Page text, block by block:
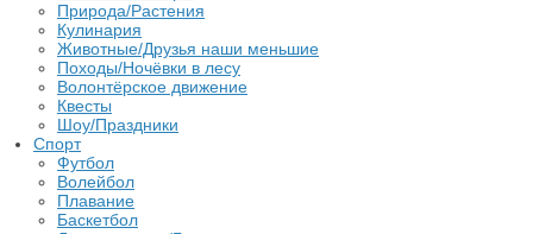
Природа/Растения
Кулинария
Животные/Друзья наши меньшие
Походы/Ночёвки в лесу
Волонтёрское движение
Квесты
Шоу/Праздники
Спорт
Футбол
Волейбол
Плавание
Баскетбол